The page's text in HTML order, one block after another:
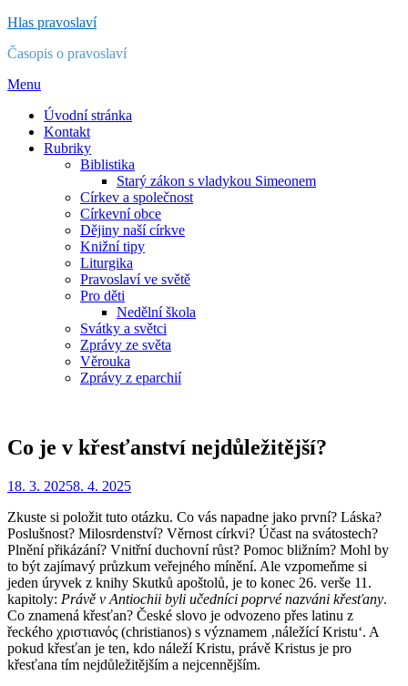
Přejít
obsahu
Hlas pravoslaví
Časopis o pravoslaví
Menu
Úvodní stránka
Kontakt
Rubriky
Biblistika
Starý zákon s vladykou Simeonem
Církev a společnost
Církevní obce
Dějiny naší církve
Knižní tipy
Liturgika
Pravoslaví ve světě
Pro děti
Nedělní škola
Svátky a světci
Zprávy ze světa
Věrouka
Zprávy z eparchií
Co je v křesťanství nejdůležitější?
Autor Redakce
Zveřejněno
18. 3. 20258. 4. 2025
Zkuste si položit tuto otázku. Co vás napadne jako první? Láska?
Poslušnost? Milosrdenství? Věrnost církvi? Účast na svátostech?
Plnění přikázání? Vnitřní duchovní růst? Pomoc bližním? Mohl by
to být zajímavý průzkum veřejného mínění. Ale vzpomeňme si
jeden úryvek z knihy Skutků apoštolů, je to konec 26. verše 11.
kapitoly: Právě v Antiochii byli učedníci poprvé nazváni křesťany.
Co znamená křesťan? České slovo je odvozeno přes latinu z
řeckého χριστιανός (christianos) s významem ‚náležící Kristu‘. A
pokud křesťan je ten, kdo náleží Kristu, právě Kristus je pro
křesťana tím nejdůležitějším a nejcennějším.